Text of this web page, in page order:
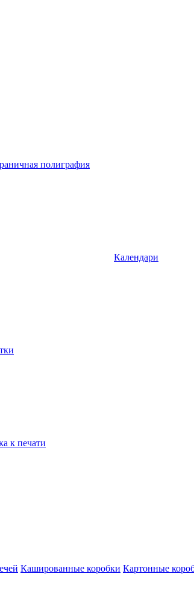
полиграфия
Календари
к печати
Кашированные коробки Картонные